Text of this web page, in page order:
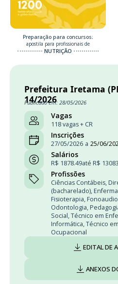
Preparação para concursos:
apostila para profissionais de
NUTRIÇÃO
Prefeitura Iretama
14/2026
Publicado em: 28/05/2026
Vagas
118 vagas + CR
Inscrições
27/05/2026 a 25/06/
Salários
R$ 1878.49até R$
Profissões
Ciências Contábeis,
(bacharelado),
Fisioterapia,
Odontologia,
Social,Técnico em
Informática,Técnico
Ocupacional
EDITAL DE
ANEXOS